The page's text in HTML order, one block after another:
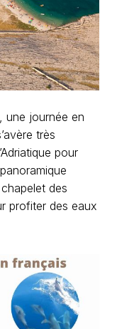
une journée en
très
pour
des
profiter des eaux